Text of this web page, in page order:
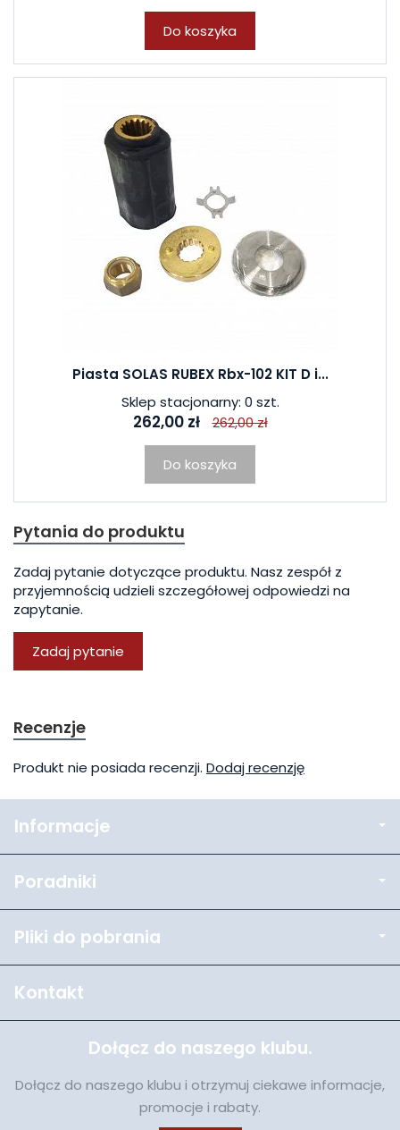
Do koszyka
Piasta SOLAS RUBEX Rbx-102 KIT D i...
Sklep stacjonarny: 0 szt.
262,00 zł 262,00 zł
Do koszyka
Pytania do produktu
Zadaj pytanie dotyczące produktu. Nasz zespół z
przyjemnością udzieli szczegółowej odpowiedzi na
zapytanie.
Zadaj pytanie
Recenzje
Produkt nie posiada recenzji. Dodaj recenzję
Informacje
Poradniki
Pliki do pobrania
Kontakt
Dołącz do naszego klubu.
Dołącz do naszego klubu i otrzymuj ciekawe informacje,
promocje i rabaty.